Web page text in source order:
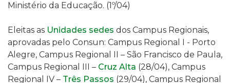
Ministério da Educação. (1º/04)
Eleitas as Unidades sedes dos Campus Regionais,
aprovadas pelo Consun: Campus Regional I - Porto
Alegre, Campus Regional II – São Francisco de Paula,
Campus Regional III – Cruz Alta (28/04), Campus
Regional IV – Três Passos (29/04), Campus Regional